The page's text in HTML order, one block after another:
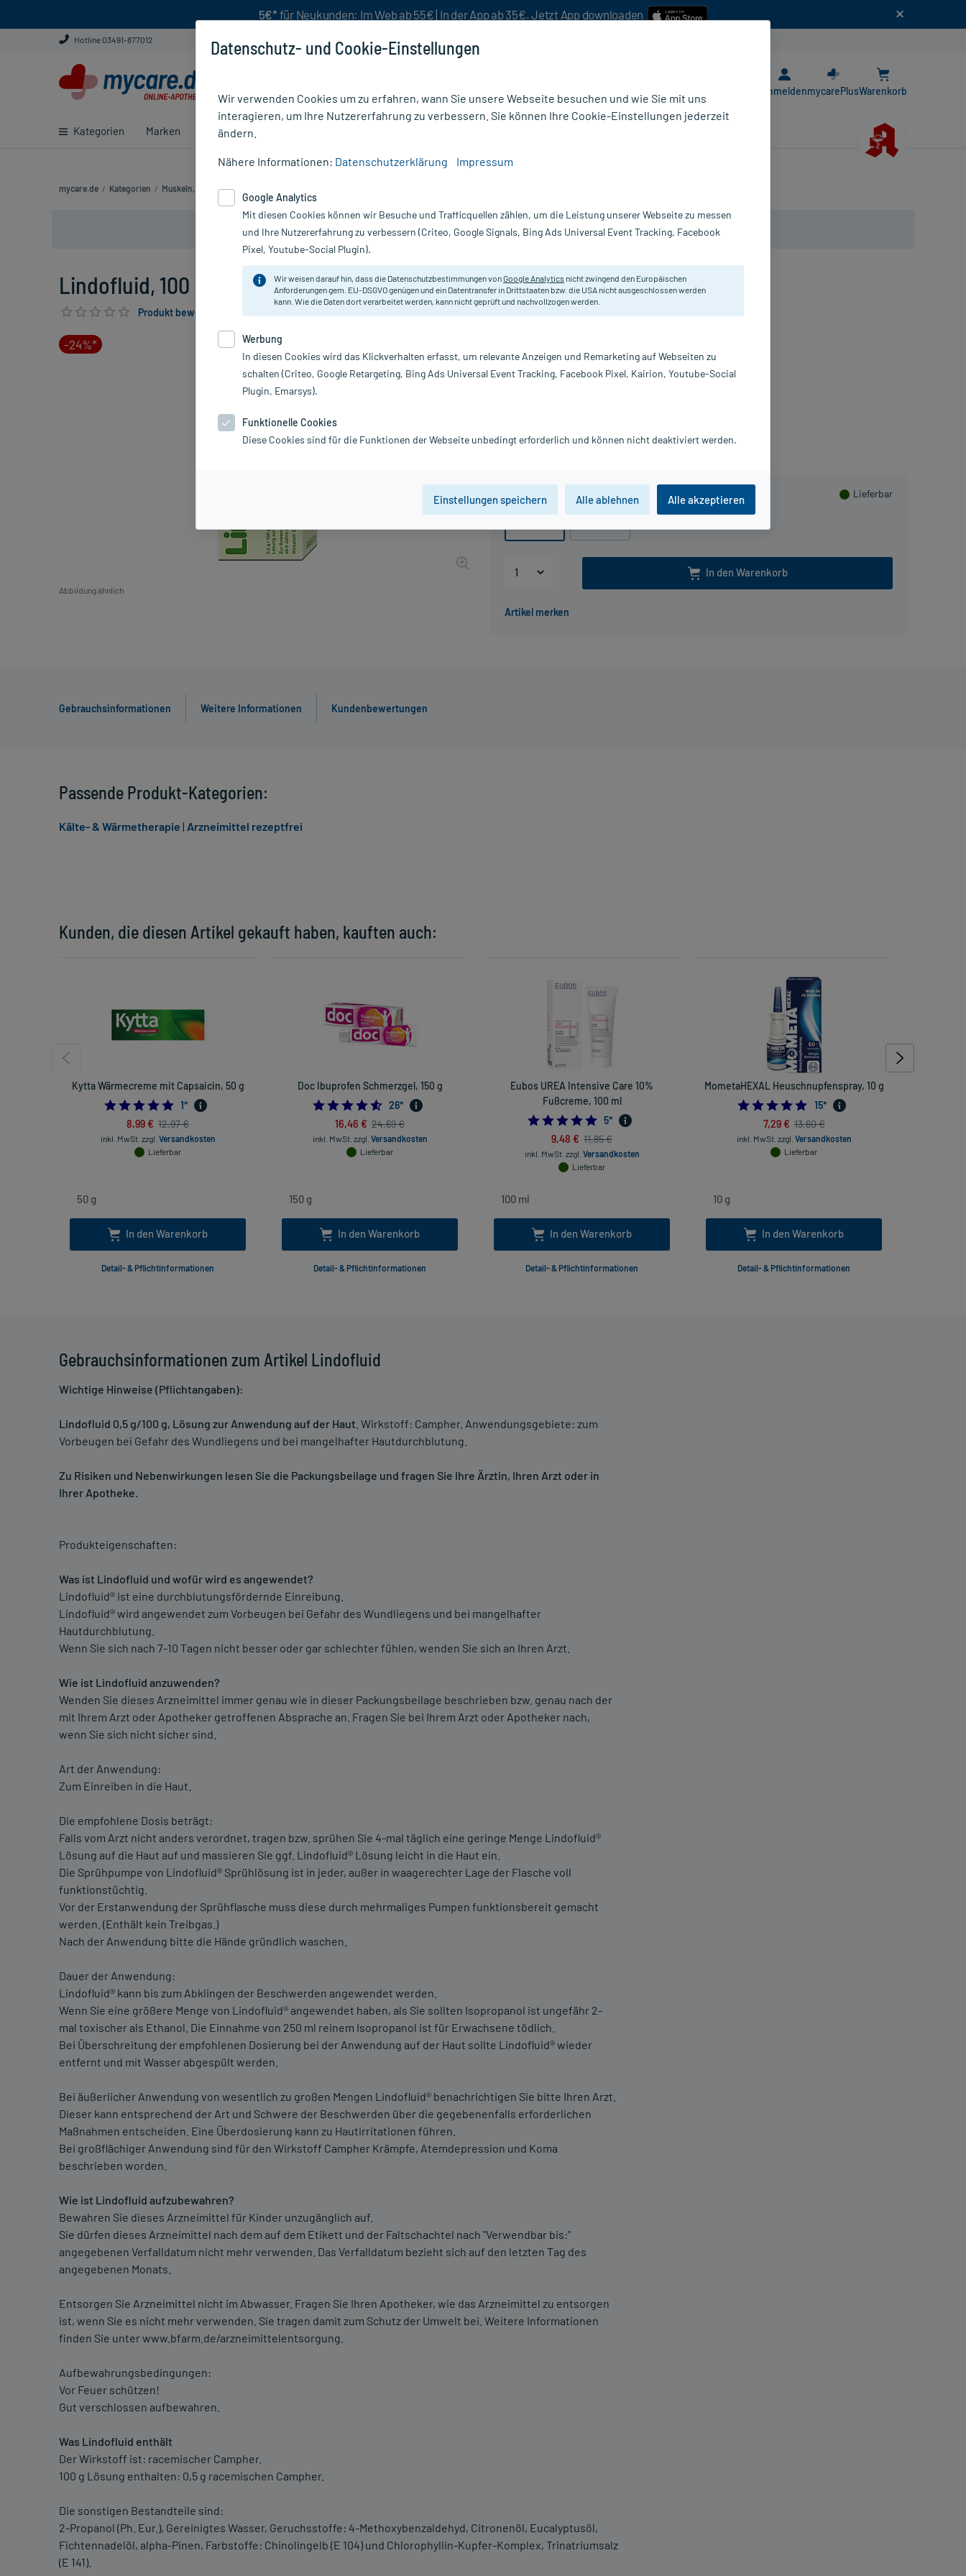
5€* für Neukunden: Im Web ab 55€ | In der App ab 35€. Jetzt App downloaden
Hotline 03491-877012
Kategorien Marken Ratgeber
AnmeldenmycarePlusWarenkorb
mycare.de / Kategorien / Muskeln, Knochen & Gelenke
Nur für kurze Zeit:Gratis-Versand* ab 19€ Mindestbestellwert!
Lindofluid, 100 ml
Produkt bewerten & PlusHerzen sichern
-24%*
Abbildung ähnlich
inkl. MwSt. zzgl.Versandkosten
Packungseinheit Lieferbar
In den Warenkorb
Zur durchblutungsfördernden Einreibung.
Darreichung:
Lösung
Hersteller:
Aristo Pharma GmbH
Information:
Beipackzettel als PDF
Gebrauchsinformationen Weitere Informationen Kundenbewertungen
Gebrauchsinformationen zum Artikel Lindofluid
Wichtige Hinweise (Pflichtangaben):
Lindofluid 0,5 g/100 g, Lösung zur Anwendung auf der Haut . Wirkstoff: Campher. Anwendungsgebiete: zum
Vorbeugen bei Gefahr des Wundliegens und bei mangelhafter Hautdurchblutung.
Zu Risiken und Nebenwirkungen lesen Sie die Packungsbeilage und fragen Sie Ihre Ärztin, Ihren Arzt oder in
Ihrer Apotheke.
Produkteigenschaften:
Was ist Lindofluid und wofür wird es angewendet?
Lindofluid® ist eine durchblutungsfördernde Einreibung.
Lindofluid® wird angewendet zum Vorbeugen bei Gefahr des Wundliegens und bei mangelhafter
Hautdurchblutung.
Wenn Sie sich nach 7-10 Tagen nicht besser oder gar schlechter fühlen, wenden Sie sich an Ihren Arzt.
Wie ist Lindofluid anzuwenden?
Wenden Sie dieses Arzneimittel immer genau wie in dieser Packungsbeilage beschrieben bzw. genau nach der
mit Ihrem Arzt oder Apotheker getroffenen Absprache an. Fragen Sie bei Ihrem Arzt oder Apotheker nach,
wenn Sie sich nicht sicher sind.
Art der Anwendung:
Zum Einreiben in die Haut.
Die empfohlene Dosis beträgt:
Falls vom Arzt nicht anders verordnet, tragen bzw. sprühen Sie 4-mal täglich eine geringe Menge Lindofluid®
Lösung auf die Haut auf und massieren Sie ggf. Lindofluid® Lösung leicht in die Haut ein.
Die Sprühpumpe von Lindofluid® Sprühlösung ist in jeder, außer in waagerechter Lage der Flasche voll
funktionstüchtig.
Vor der Erstanwendung der Sprühflasche muss diese durch mehrmaliges Pumpen funktionsbereit gemacht
werden. (Enthält kein Treibgas.)
Nach der Anwendung bitte die Hände gründlich waschen.
Dauer der Anwendung:
Lindofluid® kann bis zum Abklingen der Beschwerden angewendet werden.
Wenn Sie eine größere Menge von Lindofluid® angewendet haben, als Sie sollten Isopropanol ist ungefähr 2-
mal toxischer als Ethanol. Die Einnahme von 250 ml reinem Isopropanol ist für Erwachsene tödlich.
Bei Überschreitung der empfohlenen Dosierung bei der Anwendung auf der Haut sollte Lindofluid® wieder
entfernt und mit Wasser abgespült werden.
Bei äußerlicher Anwendung von wesentlich zu großen Mengen Lindofluid® benachrichtigen Sie bitte Ihren Arzt.
Dieser kann entsprechend der Art und Schwere der Beschwerden über die gegebenenfalls erforderlichen
Maßnahmen entscheiden. Eine Überdosierung kann zu Hautirritationen führen.
Bei großflächiger Anwendung sind für den Wirkstoff Campher Krämpfe, Atemdepression und Koma
beschrieben worden.
Wie ist Lindofluid aufzubewahren?
Bewahren Sie dieses Arzneimittel für Kinder unzugänglich auf.
Sie dürfen dieses Arzneimittel nach dem auf dem Etikett und der Faltschachtel nach "Verwendbar bis:"
angegebenen Verfalldatum nicht mehr verwenden. Das Verfalldatum bezieht sich auf den letzten Tag des
angegebenen Monats.
Entsorgen Sie Arzneimittel nicht im Abwasser. Fragen Sie Ihren Apotheker, wie das Arzneimittel zu entsorgen
ist, wenn Sie es nicht mehr verwenden. Sie tragen damit zum Schutz der Umwelt bei. Weitere Informationen
finden Sie unter www.bfarm.de/arzneimittelentsorgung.
Aufbewahrungsbedingungen:
Vor Feuer schützen!
Gut verschlossen aufbewahren.
Was Lindofluid enthält
Der Wirkstoff ist: racemischer Campher.
100 g Lösung enthalten: 0,5 g racemischen Campher.
Die sonstigen Bestandteile sind:
2-Propanol (Ph. Eur.), Gereinigtes Wasser, Geruchsstoffe: 4-Methoxybenzaldehyd, Citronenöl, Eucalyptusöl,
Fichtennadelöl, alpha-Pinen, Farbstoffe: Chinolingelb (E 104) und Chlorophyllin-Kupfer-Komplex, Trinatriumsalz
(E 141).
Kunden, die diesen Artikel gekauft haben, kauften auch:
Kytta Wärmecreme mit Capsaicin, 50 g
5.0
1*
8,99 € 12,97 €
inkl. MwSt. zzgl. Versandkosten
Lieferbar
In den Warenkorb
Detail- & Pflichtinformationen
Doc Ibuprofen Schmerzgel, 150 g
4.576923076923077
26*
16,46 € 24,69 €
inkl. MwSt. zzgl. Versandkosten
Lieferbar
In den Warenkorb
Detail- & Pflichtinformationen
Eubos UREA Intensive Care 10%
Fußcreme, 100 ml
4.8
5*
9,48 € 11,85 €
inkl. MwSt. zzgl. Versandkosten
Lieferbar
In den Warenkorb
Detail- & Pflichtinformationen
MometaHEXAL Heuschnupfenspray, 10 g
5.0
15*
7,29 € 13,60 €
inkl. MwSt. zzgl. Versandkosten
Lieferbar
In den Warenkorb
Detail- & Pflichtinformationen
Passende Produkt-Kategorien:
Kälte- & Wärmetherapie | Arzneimittel rezeptfrei
Datenschutz- und Cookie-Einstellungen
Wir verwenden Cookies um zu erfahren, wann Sie unsere Webseite besuchen und wie Sie mit uns
interagieren, um Ihre Nutzererfahrung zu verbessern. Sie können Ihre Cookie-Einstellungen jederzeit
ändern.
Nähere Informationen: Datenschutzerklärung Impressum
Google Analytics
Mit diesen Cookies können wir Besuche und Trafficquellen zählen, um die Leistung unserer Webseite zu messen
und Ihre Nutzererfahrung zu verbessern (Criteo, Google Signals, Bing Ads Universal Event Tracking, Facebook
Pixel, Youtube-Social Plugin).
Wir weisen darauf hin, dass die Datenschutzbestimmungen vonGoogle Analytics nicht zwingend den Europäischen
Anforderungen gem. EU-DSGVO genügen und ein Datentransfer in Drittstaaten bzw. die USA nicht ausgeschlossen werden
kann. Wie die Daten dort verarbeitet werden, kann nicht geprüft und nachvollzogen werden.
Werbung
In diesen Cookies wird das Klickverhalten erfasst, um relevante Anzeigen und Remarketing auf Webseiten zu
schalten (Criteo, Google Retargeting, Bing Ads Universal Event Tracking, Facebook Pixel, Kairion, Youtube-Social
Plugin, Emarsys).
Funktionelle Cookies
Diese Cookies sind für die Funktionen der Webseite unbedingt erforderlich und können nicht deaktiviert werden.
Einstellungen speichern Alle ablehnen Alle akzeptieren